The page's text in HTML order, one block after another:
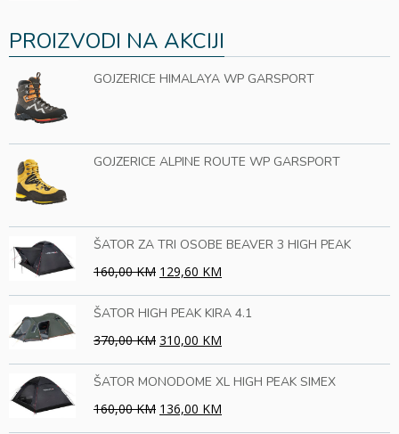
PROIZVODI NA AKCIJI
GOJZERICE HIMALAYA WP GARSPORT
GOJZERICE ALPINE ROUTE WP GARSPORT
ŠATOR ZA TRI OSOBE BEAVER 3 HIGH PEAK
160,00 KM 129,60 KM
ŠATOR HIGH PEAK KIRA 4.1
370,00 KM 310,00 KM
ŠATOR MONODOME XL HIGH PEAK SIMEX
160,00 KM 136,00 KM